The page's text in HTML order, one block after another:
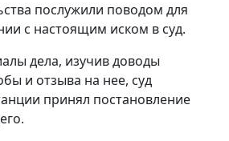
послужили поводом для
с настоящим иском в суд.
дела, изучив доводы
и отзыва на нее, суд
принял постановление